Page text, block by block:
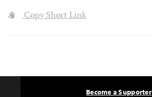
Copy Short Link
Become a Supporter